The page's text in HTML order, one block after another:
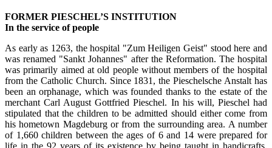
FORMER PIESCHEL’S INSTITUTION
In the service of people
As early as 1263, the hospital "Zum Heiligen Geist" stood here and
was renamed "Sankt Johannes" after the Reformation. The hospital
was primarily aimed at old people without members of the hospital
from the Catholic Church. Since 1831, the Pieschelsche Anstalt has
been an orphanage, which was founded thanks to the estate of the
merchant Carl August Gottfried Pieschel. In his will, Pieschel had
stipulated that the children to be admitted should either come from
his hometown Magdeburg or from the surrounding area. A number
of 1,660 children between the ages of 6 and 14 were prepared for
life in the 92 years of its existence by being taught in handicrafts,